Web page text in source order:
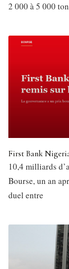
2 000 à 5 000
First Bank
10,4 milliards
Bourse, un an
duel entre